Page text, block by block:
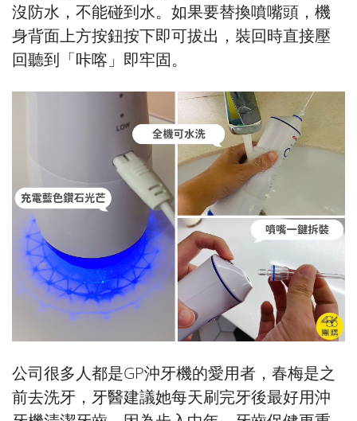
沒防水，不能碰到水。如果要替換噴嘴頭，機
身背面上方按鈕按下即可拔出，裝回時直接壓
回聽到「咔喀」即牢固。
公司很多人都是GP沖牙機的愛用者，春梅是之
前去洗牙，牙醫建議她每天刷完牙後最好用沖